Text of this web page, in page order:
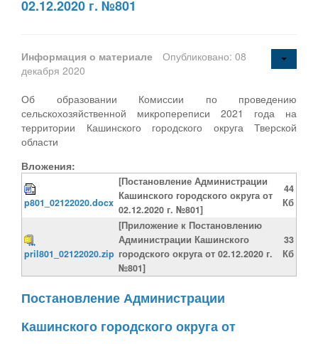
02.12.2020 г. №801
Информация о материале
Опубликовано: 08
декабря 2020
Об образовании Комиссии по проведению
сельскохозяйственной микропереписи 2021 года на
территории Кашинского городского округа Тверской
области
Вложения:
p801_02122020.docx
[Постановление Администрации
Кашинского городского округа от
02.12.2020 г. №801]
44
Кб
pril801_02122020.zip
[Приложение к Постановлению
Администрации Кашинского
городского округа от 02.12.2020 г.
№801]
33
Кб
Постановление Администрации
Кашинского городского округа от